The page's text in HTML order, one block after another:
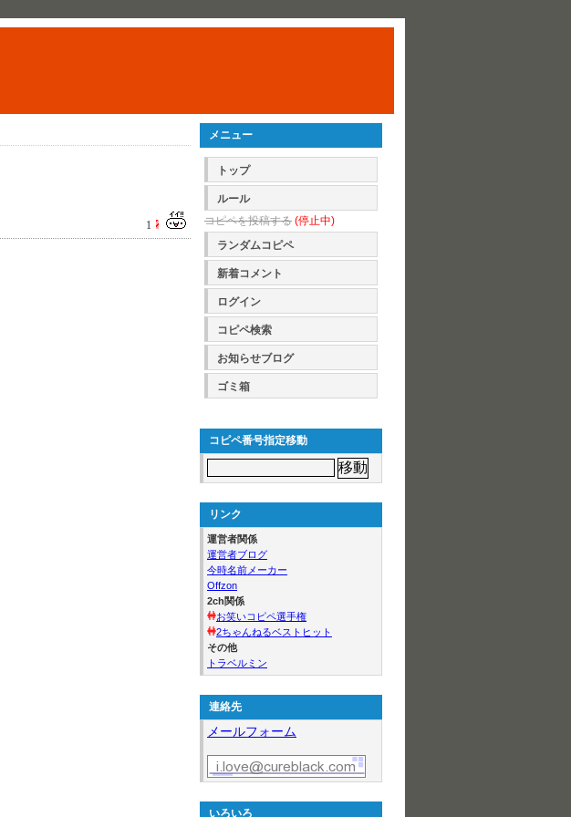
1
メニュー
トップ
ルール
コピペを投稿する (停止中)
ランダムコピペ
新着コメント
ログイン
コピペ検索
お知らせブログ
ゴミ箱
コピペ番号指定移動
リンク
運営者関係
運営者ブログ
今時名前メーカー
Offzon
2ch関係
お笑いコピペ選手権
2ちゃんねるベストヒット
その他
トラベルミン
連絡先
メールフォーム
いろいろ